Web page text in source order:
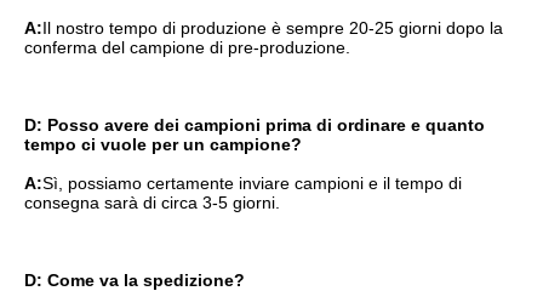
A:Il nostro tempo di produzione è sempre 20-25 giorni dopo la
conferma del campione di pre-produzione.
D: Posso avere dei campioni prima di ordinare e quanto
tempo ci vuole per un campione?
A:Sì, possiamo certamente inviare campioni e il tempo di
consegna sarà di circa 3-5 giorni.
D: Come va la spedizione?